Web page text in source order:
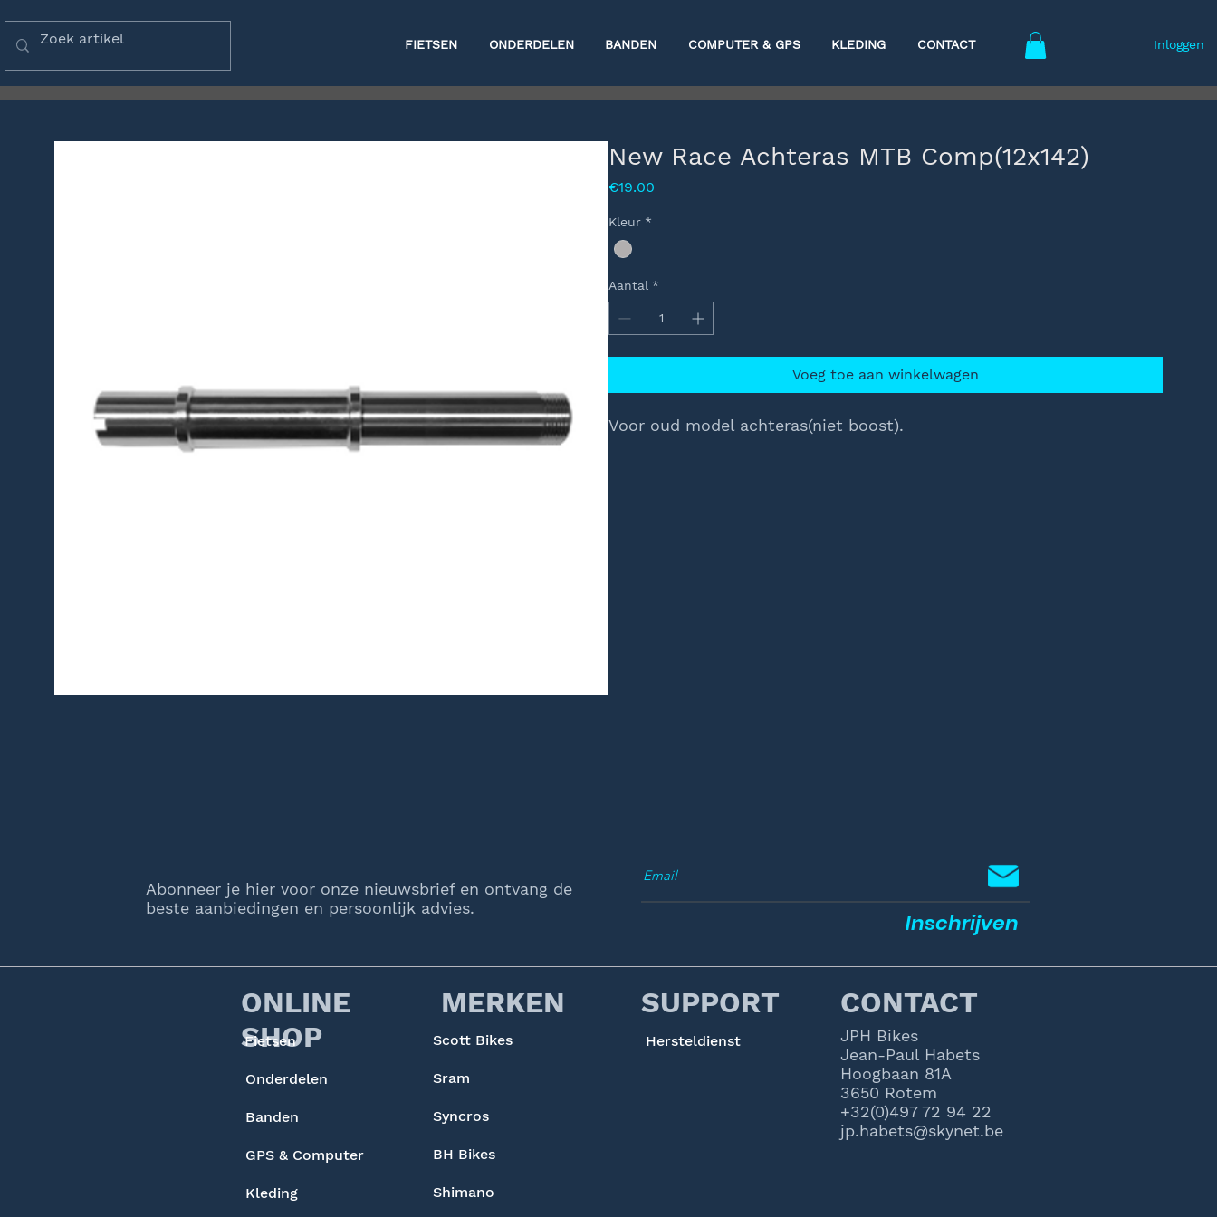
BANDEN
FIETSEN COMPUTER & GPS
ONDERDELEN KLEDING CONTACT Inloggen
New Race Achteras MTB Comp(12x142)
€19.00
Kleur *
Aantal *
Voeg toe aan winkelwagen
Voor oud model achteras(niet boost).
Abonneer je hier voor onze nieuwsbrief en ontvang de
beste aanbiedingen en persoonlijk advies.
ONLINE
SHOP
MERKEN SUPPORT CONTACT
Fietsen
Onderdelen
Banden
GPS & Computer
Kleding
Scott Bikes
JPH Bikes
Jean-Paul Habets
Hoogbaan 81A
3650 Rotem
+32(0)497 72 94 22
jp.habets@skynet.be
Hersteldienst
Sram
Syncros
BH Bikes
Shimano
Inschrijven